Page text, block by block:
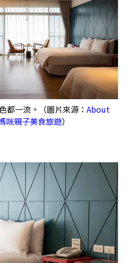
一流。（圖片來源： About
咪親子美食旅遊）